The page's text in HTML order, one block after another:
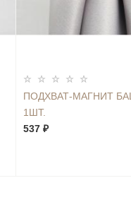
ПОДХВАТ-МАГНИТ
1ШТ.
537 ₽